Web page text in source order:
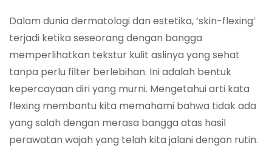
Dalam dunia dermatologi dan estetika, ‘skin-flexing’
terjadi ketika seseorang dengan bangga
memperlihatkan tekstur kulit aslinya yang sehat
tanpa perlu filter berlebihan. Ini adalah bentuk
kepercayaan diri yang murni. Mengetahui arti kata
flexing membantu kita memahami bahwa tidak ada
yang salah dengan merasa bangga atas hasil
perawatan wajah yang telah kita jalani dengan rutin.